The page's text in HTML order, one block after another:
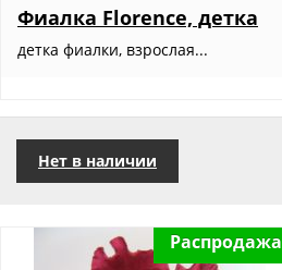
Фиалка Florence, детка
детка фиалки, взрослая...
Нет в наличии
Распродажа